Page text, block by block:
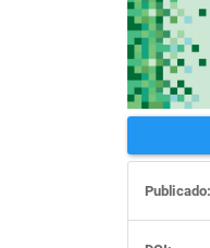
Publicado: